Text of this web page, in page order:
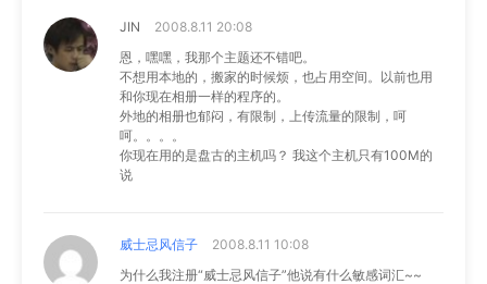
JIN
2008.8.11 20:08
恩，嘿嘿，我那个主题还不错吧。
不想用本地的，搬家的时候烦，也占用空间。以前也用
和你现在相册一样的程序的。
外地的相册也郁闷，有限制，上传流量的限制，呵
呵。。。。
你现在用的是盘古的主机吗？ 我这个主机只有100M的
说
威士忌风信子
2008.8.11 10:08
为什么我注册“威士忌风信子”他说有什么敏感词汇~~